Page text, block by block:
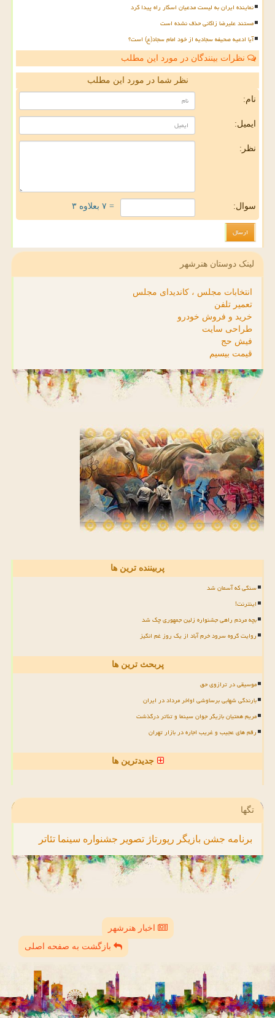
نماینده ایران به لیست مدعیان اسکار راه پیدا کرد
مستند علیرضا زاکانی حذف نشده است
آیا ادعیه صحیفه سجادیه از خود امام سجاد(ع) است؟
نظرات بینندگان در مورد این مطلب
نظر شما در مورد این مطلب
نام:
ایمیل:
نظر:
سوال: = ۷ بعلاوه ۳
لینک دوستان هنرشهر
انتخابات مجلس ، کاندیدای مجلس
تعمیر تلفن
خرید و فروش خودرو
طراحی سایت
فیش حج
قیمت بیسیم
پربیننده ترین ها
سنگی که آسمان شد
اینترنت!
بچه مردم راهی جشنواره زلین جمهوری چک شد
روایت گروه سرود خرم آباد از یک روز غم انگیز
پربحث ترین ها
موسیقی در ترازوی حق
بارندگی شهابی برساوشی اواخر مرداد در ایران
مریم همتیان بازیگر جوان سینما و تئاتر درگذشت
رقم های عجیب و غریب اجاره در بازار تهران
جدیدترین ها
تگها
برنامه جشن بازیگر رپورتاژ تصویر جشنواره سینما تئاتر
اخبار هنرشهر
بازگشت به صفحه اصلی